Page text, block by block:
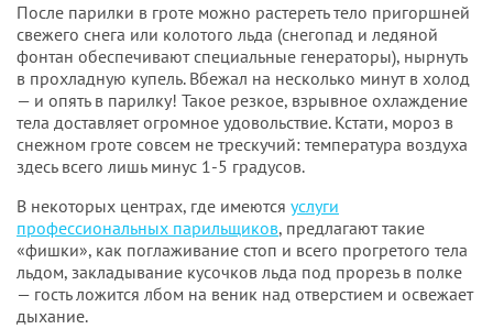
После парилки в гроте можно растереть тело пригоршней
свежего снега или колотого льда (снегопад и ледяной
фонтан обеспечивают специальные генераторы), нырнуть
в прохладную купель. Вбежал на несколько минут в холод
— и опять в парилку! Такое резкое, взрывное охлаждение
тела доставляет огромное удовольствие. Кстати, мороз в
снежном гроте совсем не трескучий: температура воздуха
здесь всего лишь минус 1-5 градусов.
В некоторых центрах, где имеются услуги
профессиональных парильщиков, предлагают такие
«фишки», как поглаживание стоп и всего прогретого тела
льдом, закладывание кусочков льда под прорезь в полке
— гость ложится лбом на веник над отверстием и освежает
дыхание.